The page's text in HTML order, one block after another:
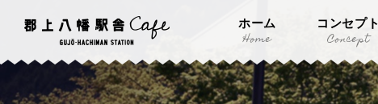
ホーム
Home
コンセプト
Concept